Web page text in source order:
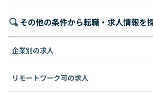
その他の条件から転職・求人情報を
企業別の求人
リモートワーク可の求人